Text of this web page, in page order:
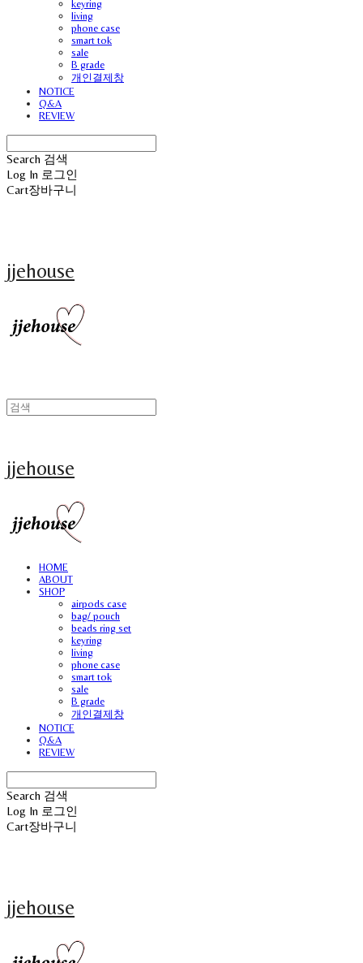
keyring
living
phone case
smart tok
sale
B grade
개인결제창
NOTICE
Q&A
REVIEW
Search 검색
Log In 로그인
Cart장바구니
jjehouse
jjehouse
HOME
ABOUT
SHOP
airpods case
bag/ pouch
beads ring set
keyring
living
phone case
smart tok
sale
B grade
개인결제창
NOTICE
Q&A
REVIEW
Search 검색
Log In 로그인
Cart장바구니
jjehouse